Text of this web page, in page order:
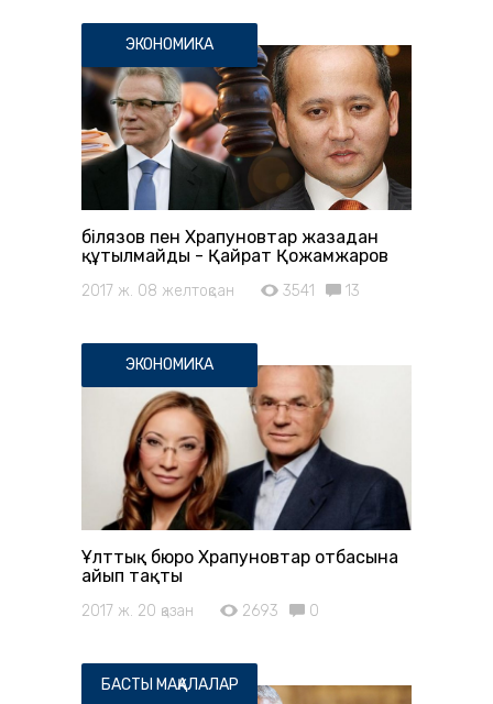
ЭКОНОМИКА
Әбілязов пен Храпуновтар жазадан
құтылмайды - Қайрат Қожамжаров
2017 ж. 08 желтоқсан 3541 13
ЭКОНОМИКА
Ұлттық бюро Храпуновтар отбасына
айып тақты
2017 ж. 20 қазан 2693 0
БАСТЫ МАҚАЛАЛАР